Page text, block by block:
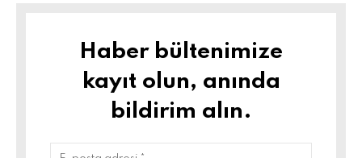
Haber bültenimize
kayıt olun, anında
bildirim alın.